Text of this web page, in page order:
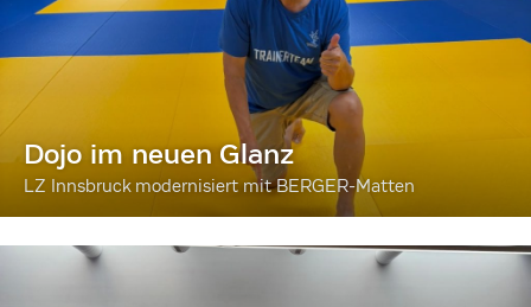
Dojo im neuen Glanz
LZ Innsbruck modernisiert mit BERGER-Matten